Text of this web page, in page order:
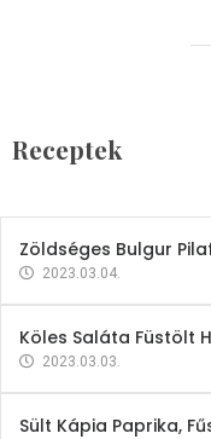
Receptek
2023.03.06.
Zöldséges Bulgur
2023.03.04.
Köles Saláta Füstölt
2023.03.03.
Sült Kápia Paprika,